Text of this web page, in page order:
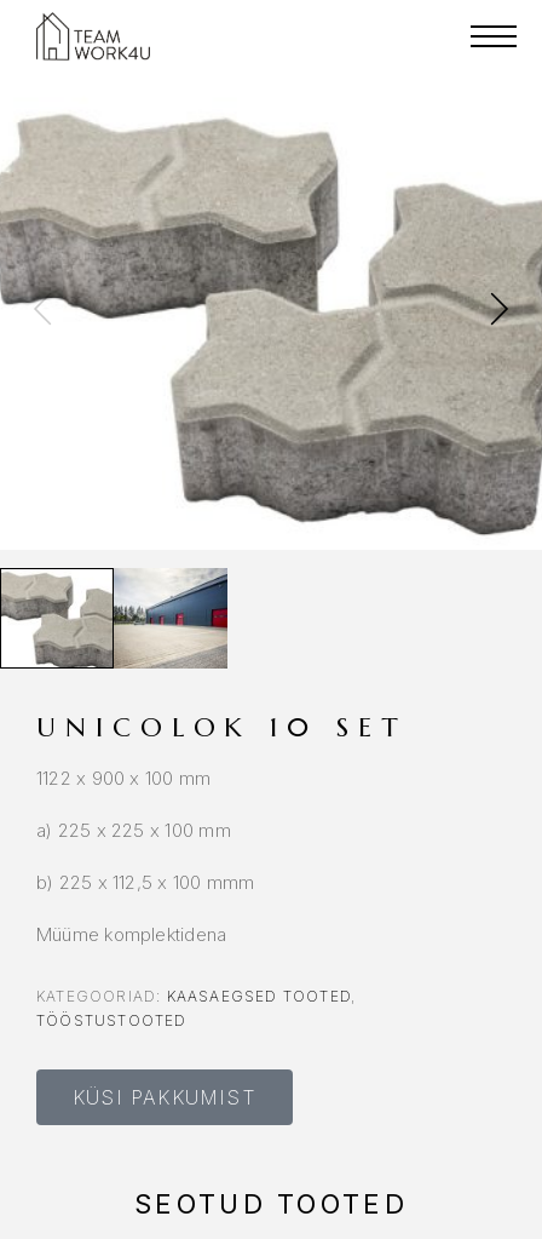
UNICOLOK 10 SET
1122 x 900 x 100 mm
a) 225 x 225 x 100 mm
b) 225 x 112,5 x 100 mmm
Müüme komplektidena
KATEGOORIAD: KAASAEGSED TOOTED
TÖÖSTUSTOOTED
KÜSI PAKKUMIST
SEOTUD TOOTED